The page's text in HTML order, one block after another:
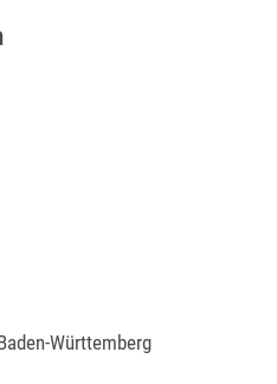
Württemberg